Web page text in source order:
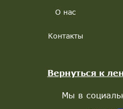
О нас
Контакты
Вернуться к
Мы в